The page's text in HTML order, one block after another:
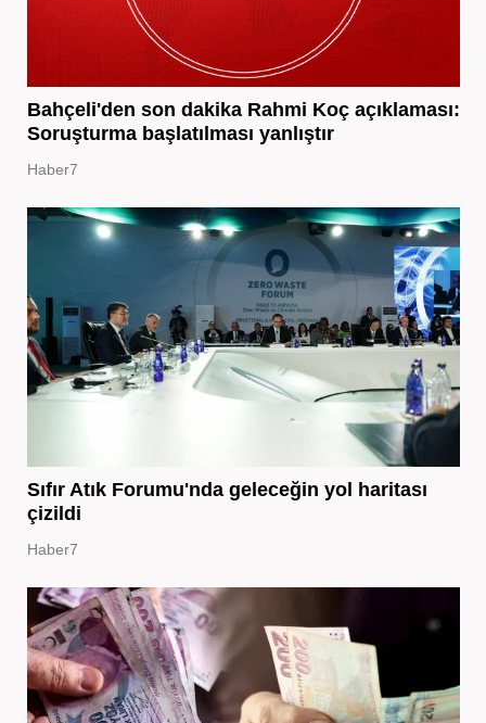
Bahçeli'den son dakika Rahmi Koç açıklaması:
Soruşturma başlatılması yanlıştır
Haber7
Sıfır Atık Forumu'nda geleceğin yol haritası
çizildi
Haber7